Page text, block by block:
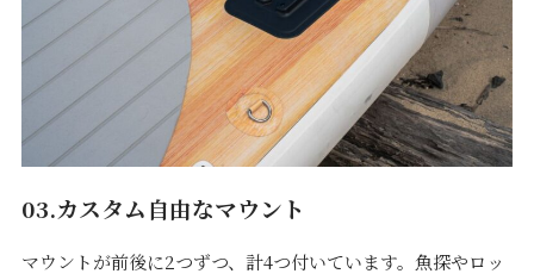
03.カスタム自由なマウント
マウントが前後に2つずつ、計4つ付いています。魚探やロッ